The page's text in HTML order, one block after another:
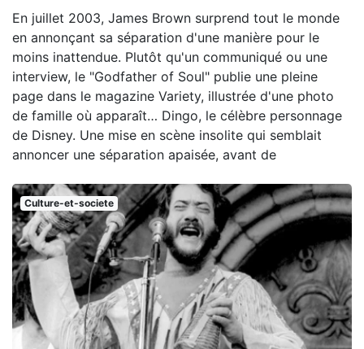
En juillet 2003, James Brown surprend tout le monde
en annonçant sa séparation d'une manière pour le
moins inattendue. Plutôt qu'un communiqué ou une
interview, le "Godfather of Soul" publie une pleine
page dans le magazine Variety, illustrée d'une photo
de famille où apparaît… Dingo, le célèbre personnage
de Disney. Une mise en scène insolite qui semblait
annoncer une séparation apaisée, avant de
Culture-et-societe